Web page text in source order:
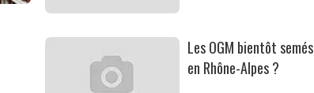
Les OGM bientôt semés
en Rhône-Alpes ?